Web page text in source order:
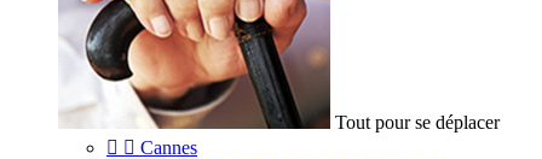
Tout pour se déplacer
  Cannes